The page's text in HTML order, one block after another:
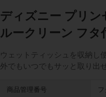
ディズニー プリン
ルークリーン フタ
ウェットティッシュを収納し
外でもいつでもサッと取り出
商品管理番号